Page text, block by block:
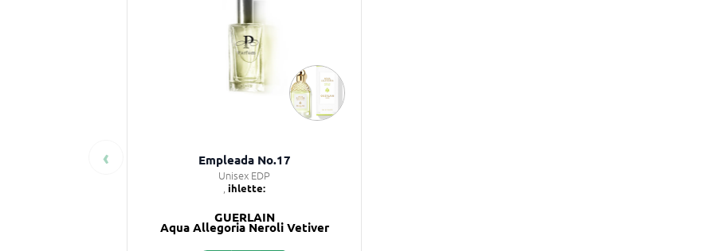
‹ Empleada No.17
Unisex EDP
ihlette:
GUERLAIN
Aqua Allegoria Neroli Vetiver